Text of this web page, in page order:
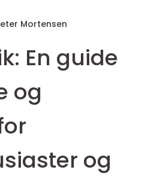
Mortensen
En guide
og
og